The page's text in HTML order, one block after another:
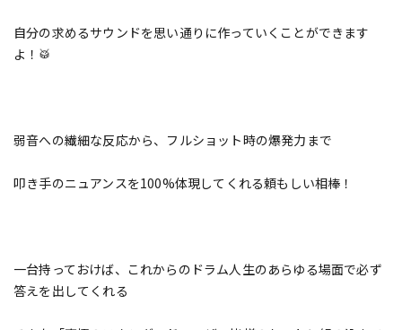
自分の求めるサウンドを思い通りに作っていくことができます
よ！🥁
弱音への繊細な反応から、フルショット時の爆発力まで
叩き手のニュアンスを100%体現してくれる頼もしい相棒！
一台持っておけば、これからのドラム人生のあらゆる場面で必ず
答えを出してくれる